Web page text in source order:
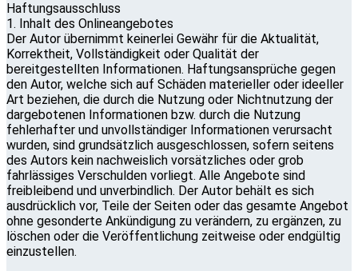
Haftungsausschluss
1. Inhalt des Onlineangebotes
Der Autor übernimmt keinerlei Gewähr für die Aktualität,
Korrektheit, Vollständigkeit oder Qualität der
bereitgestellten Informationen. Haftungsansprüche gegen
den Autor, welche sich auf Schäden materieller oder ideeller
Art beziehen, die durch die Nutzung oder Nichtnutzung der
dargebotenen Informationen bzw. durch die Nutzung
fehlerhafter und unvollständiger Informationen verursacht
wurden, sind grundsätzlich ausgeschlossen, sofern seitens
des Autors kein nachweislich vorsätzliches oder grob
fahrlässiges Verschulden vorliegt. Alle Angebote sind
freibleibend und unverbindlich. Der Autor behält es sich
ausdrücklich vor, Teile der Seiten oder das gesamte Angebot
ohne gesonderte Ankündigung zu verändern, zu ergänzen, zu
löschen oder die Veröffentlichung zeitweise oder endgültig
einzustellen.